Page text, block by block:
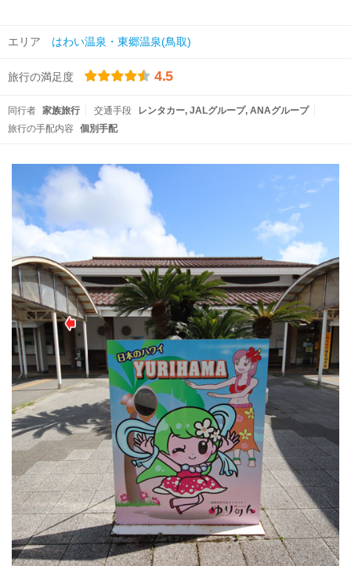
エリア はわい温泉・東郷温泉(鳥取)
旅行の満足度 4.5
同行者 家族旅行 交通手段 レンタカー JALグループ ANAグループ
旅行の手配内容
個別手配